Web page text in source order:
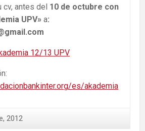
cv, antes del 10 de octubre con
UPV» a:
12/13 UPV
es/akademia
2012